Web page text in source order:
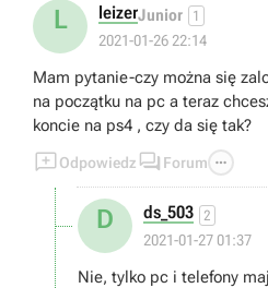
L leizerJunior 1
2021-01-26 22:14
Mam pytanie-czy można się
na początku na pc a teraz
koncie na ps4 , czy da się tak?
Odpowiedz  Forum 
D ds_503 2
2021-01-27 01:37
Nie, tylko pc i telefony